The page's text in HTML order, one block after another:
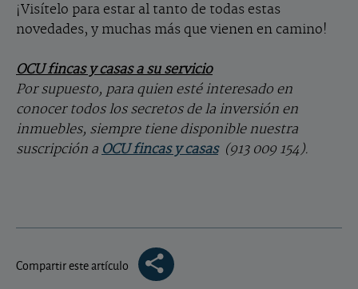
¡Visítelo para estar al tanto de todas estas
novedades, y muchas más que vienen en camino!
OCU fincas y casas a su servicio
Por supuesto, para quien esté interesado en
conocer todos los secretos de la inversión en
inmuebles, siempre tiene disponible nuestra
suscripción a OCU fincas y casas(913 009 154).
Compartir este artículo